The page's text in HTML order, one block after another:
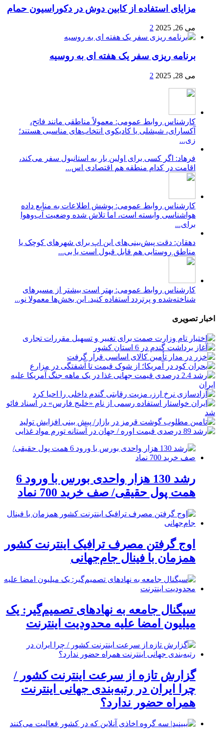
مزایای استفاده از کابین دوش در دکوراسیون حمام
می 26, 2025 2
برنامه ریزی سفر یک هفته ای به روسیه
می 28, 2025 2
کارشناس روابط عمومی: معمولاً مناطقی مانند فاتح،
آکسارای، شیشلی یا کادیکوی انتخاب‌های مناسبی هستند؛
زی...
فرهاد: اگر کسی برای اولین بار به استانبول سفر می‌کند،
اقامت در کدام منطقه هم اقتصادی اس...
کارشناس روابط عمومی: پوشش اطلاعات به منابع داده
هواشناسی وابسته است، اما تلاش شده وضعیت آب‌وهوا
برای...
دهقان: دقت پیش‌بینی‌های این اپ برای شهرهای کوچک یا
مناطق روستایی هم قابل قبول است یا بی...
کارشناس روابط عمومی: بهتر است بیشتر از مسیرهای
شناخته‌شده و پرتردد استفاده کنید. این بخش‌ها معمولا نو...
اخبار تصویری
رشد 130 هزار واحدی بورس با ورود 6
همت پول حقیقی/ صف خرید 700 نماد
اوج گرفتن مصرف ترافیک اینترنت کشور
همزمان با فینال جام‌جهانی
سیگنال جامعه به نهادهای تصمیم‌گیر: یک
میلیون امضا علیه محدودیت اینترنت
گزارش تازه از سرعت اینترنت کشور /
چرا ایران در رتبه‌بندی جهانی اینترنت
همراه حضور ندارد؟